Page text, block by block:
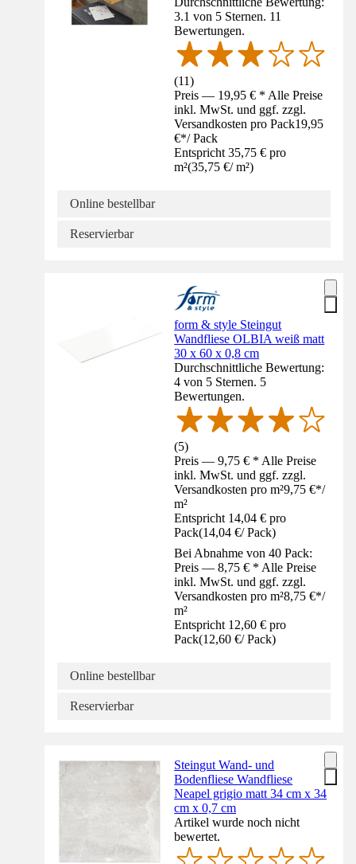
3.1 von 5 Sternen. 11
Bewertungen.
(11)
Preis — 19,95 € * Alle Preise
inkl. MwSt. und ggf. zzgl.
Versandkosten pro Pack19,95
€*/ Pack
Entspricht 35,75 € pro
m²(35,75 €/ m²)
Online bestellbar
Reservierbar
form & style Steingut
Wandfliese OLBIA weiß matt
30 x 60 x 0,8 cm
Durchschnittliche Bewertung:
4 von 5 Sternen. 5
Bewertungen.
(5)
Preis — 9,75 € * Alle Preise
inkl. MwSt. und ggf. zzgl.
Versandkosten pro m²9,75 €*/
m²
Entspricht 14,04 € pro
Pack(14,04 €/ Pack)
Bei Abnahme von 40 Pack:
Preis — 8,75 € * Alle Preise
inkl. MwSt. und ggf. zzgl.
Versandkosten pro m²8,75 €*/
m²
Entspricht 12,60 € pro
Pack(12,60 €/ Pack)
Online bestellbar
Reservierbar
Steingut Wand- und
Bodenfliese Wandfliese
Neapel grigio matt 34 cm x 34
cm x 0,7 cm
Artikel wurde noch nicht
bewertet.